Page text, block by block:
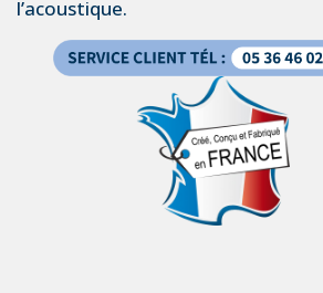
l’acoustique.